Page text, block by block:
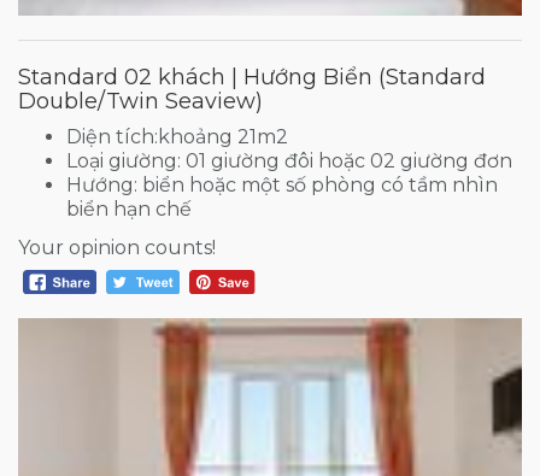
Standard 02 khách | Hướng Biển (Standard
Double/Twin Seaview)
Diện tích:khoảng 21m2
Loại giường: 01 giường đôi hoặc 02 giường đơn
Hướng: biển hoặc một số phòng có tầm nhìn
biển hạn chế
Your opinion counts!